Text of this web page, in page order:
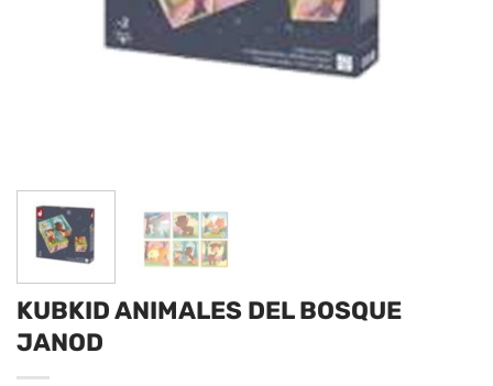
KUBKID ANIMALES DEL BOSQUE
JANOD